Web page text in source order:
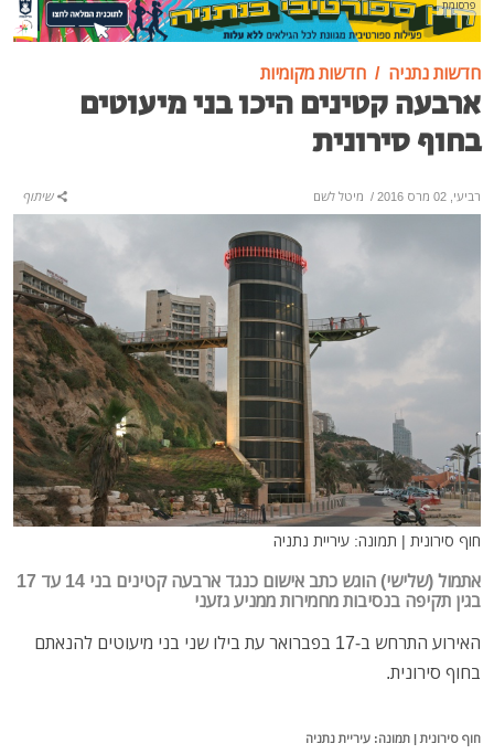
פרסומת
חדשות נתניה חדשות מקומיות
ארבעה קטינים היכו בני מיעוטים
בחוף סירונית
רביעי, 02 מרס 2016 / מיטל לשם שיתוף
חוף סירונית | תמונה: עיריית נתניה
אתמול (שלישי) הוגש כתב אישום כנגד ארבעה קטינים בני 14 עד 17
בגין תקיפה בנסיבות מחמירות ממניע גזעני
האירוע התרחש ב-17 בפברואר עת בילו שני בני מיעוטים להנאתם
בחוף סירונית.
חוף סירונית | תמונה: עיריית נתניה